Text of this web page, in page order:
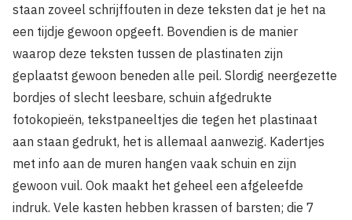
staan zoveel schrijffouten in deze teksten dat je het na
een tijdje gewoon opgeeft. Bovendien is de manier
waarop deze teksten tussen de plastinaten zijn
geplaatst gewoon beneden alle peil. Slordig neergezette
bordjes of slecht leesbare, schuin afgedrukte
fotokopieën, tekstpaneeltjes die tegen het plastinaat
aan staan gedrukt, het is allemaal aanwezig. Kadertjes
met info aan de muren hangen vaak schuin en zijn
gewoon vuil. Ook maakt het geheel een afgeleefde
indruk. Vele kasten hebben krassen of barsten; die 7